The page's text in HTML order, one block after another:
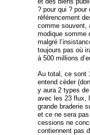
? pour qui ? pour
référencement
comme souvent,
modique somme
malgré
toujours pas où
à 500 millions
Au total, ce sont
entend céder
y aura 2 types
avec les 23 flux,
grande braderie
et ce ne sera
cessions ne
contiennent pas